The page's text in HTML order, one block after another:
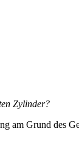
Zylinder?
am Grund des